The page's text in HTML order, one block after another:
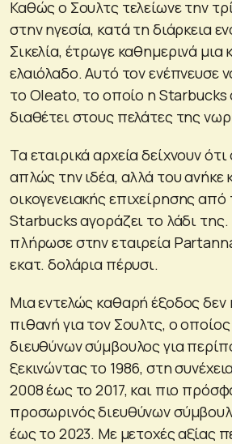
Καθώς ο Σουλτς τελείωνε την
στην ηγεσία, κατά τη διάρκεια
Σικελία, έτρωγε καθημερινά μια
ελαιόλαδο. Αυτό τον ενέπνευσε
το Oleato, το οποίο η Starbucks
διαθέτει στους πελάτες της
Τα εταιρικά αρχεία δείχνουν
απλώς την ιδέα, αλλά του ανήκε
οικογενειακής επιχείρησης
Starbucks αγοράζει το λάδι
πλήρωσε στην εταιρεία
εκατ. δολάρια πέρυσι.
Μια εντελώς καθαρή έξοδος δεν
πιθανή για τον Σουλτς, ο
διευθύνων σύμβουλος για
ξεκινώντας το 1986, στη
2008 έως το 2017, και πιο
προσωρινός διευθύνων
έως το 2023. Με μετοχές αξίας